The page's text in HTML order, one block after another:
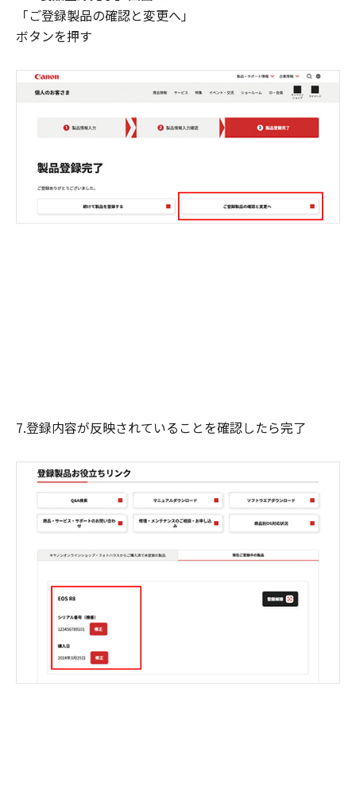
「ご登録製品の確認と変更へ」
ボタンを押す
7.登録内容が反映されていることを確認したら完了